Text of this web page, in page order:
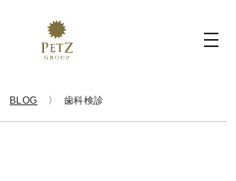
BLOG 歯科検診